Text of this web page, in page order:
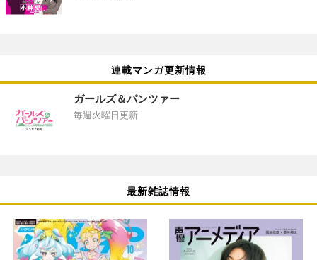
連載マンガ更新情報
ガールズ＆パンツァー
毎週火曜日更新
最新雑誌情報